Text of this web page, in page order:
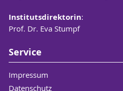
Institutsdirektorin:
Prof. Dr. Eva Stumpf
Service
Impressum
Datenschutz